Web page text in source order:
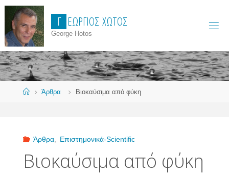
Skip
content
Γ ΕΏΡΓΙΟΣ ΧΏΤΟΣ
George Hotos
HomeΆρθρα Βιοκαύσιμα από φύκη
Άρθρα, Επιστημονικά-Scientific
Βιοκαύσιμα από φύκη